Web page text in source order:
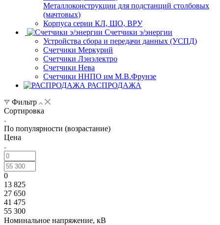
Металлоконструкции для подстанций столбовых
(мачтовых)
Корпуса серии КЛ, ЩО, ВРУ
Счетчики э/энергии
Устройства сбора и передачи данных (УСПД)
Счетчики Меркурий
Счетчики Лэнэлектро
Счетчики Нева
Счетчики ННПО им М.В.Фрунзе
РАСПРОДАЖА
Фильтр
Сортировка
По популярности (возрастание)
Цена
0
13 825
27 650
41 475
55 300
Номинальное напряжение, кВ